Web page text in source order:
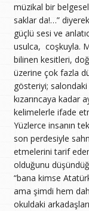
müzikal bir belgesel
saklar da!…”
güçlü sesi ve
usulca, coşkuyla.
bilinen kesitleri,
üzerine çok fazla
gösteriyi;
kızarıncaya kadar
kelimelerle ifade
Yüzlerce insanın
son perdesiyle
etmelerini tarif
olduğunu
“bana kimse
ama şimdi hem
okuldaki